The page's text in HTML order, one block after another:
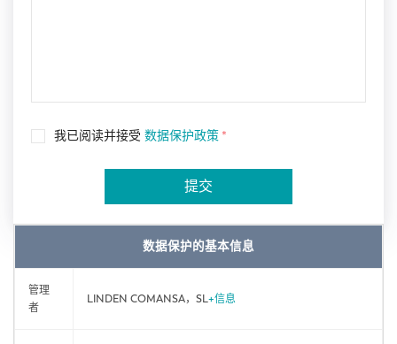
我已阅读并接受 数据保护政策 *
提交
数据保护的基本信息
管理
者
LINDEN COMANSA，SL+信息